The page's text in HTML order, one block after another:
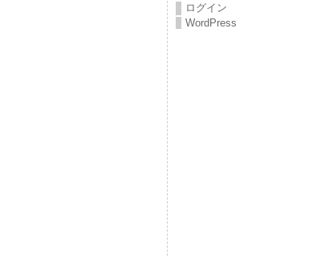
ログイン
WordPress